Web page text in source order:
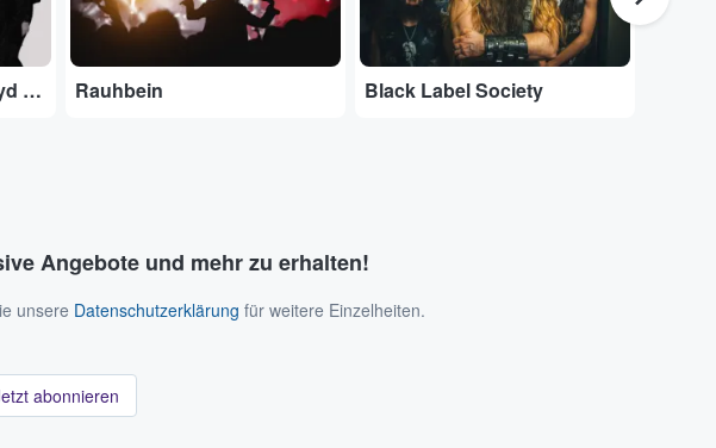
The Australian Pink Floyd Show Rauhbein Black Label Society
Angebote und mehr zu erhalten!
unsere Datenschutzerklärung für weitere Einzelheiten.
abonnieren